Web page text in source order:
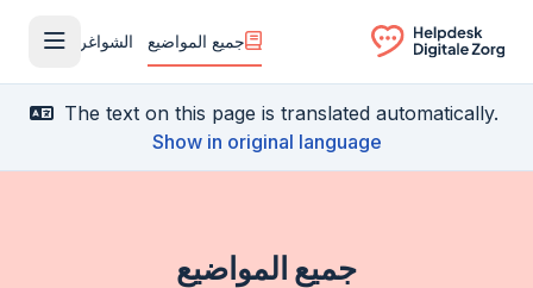
Ga naar de homepagina
جميع المواضيع الشواغر
فتح
The text on this page is translated automatically.
Show in original language
جميع المواضيع